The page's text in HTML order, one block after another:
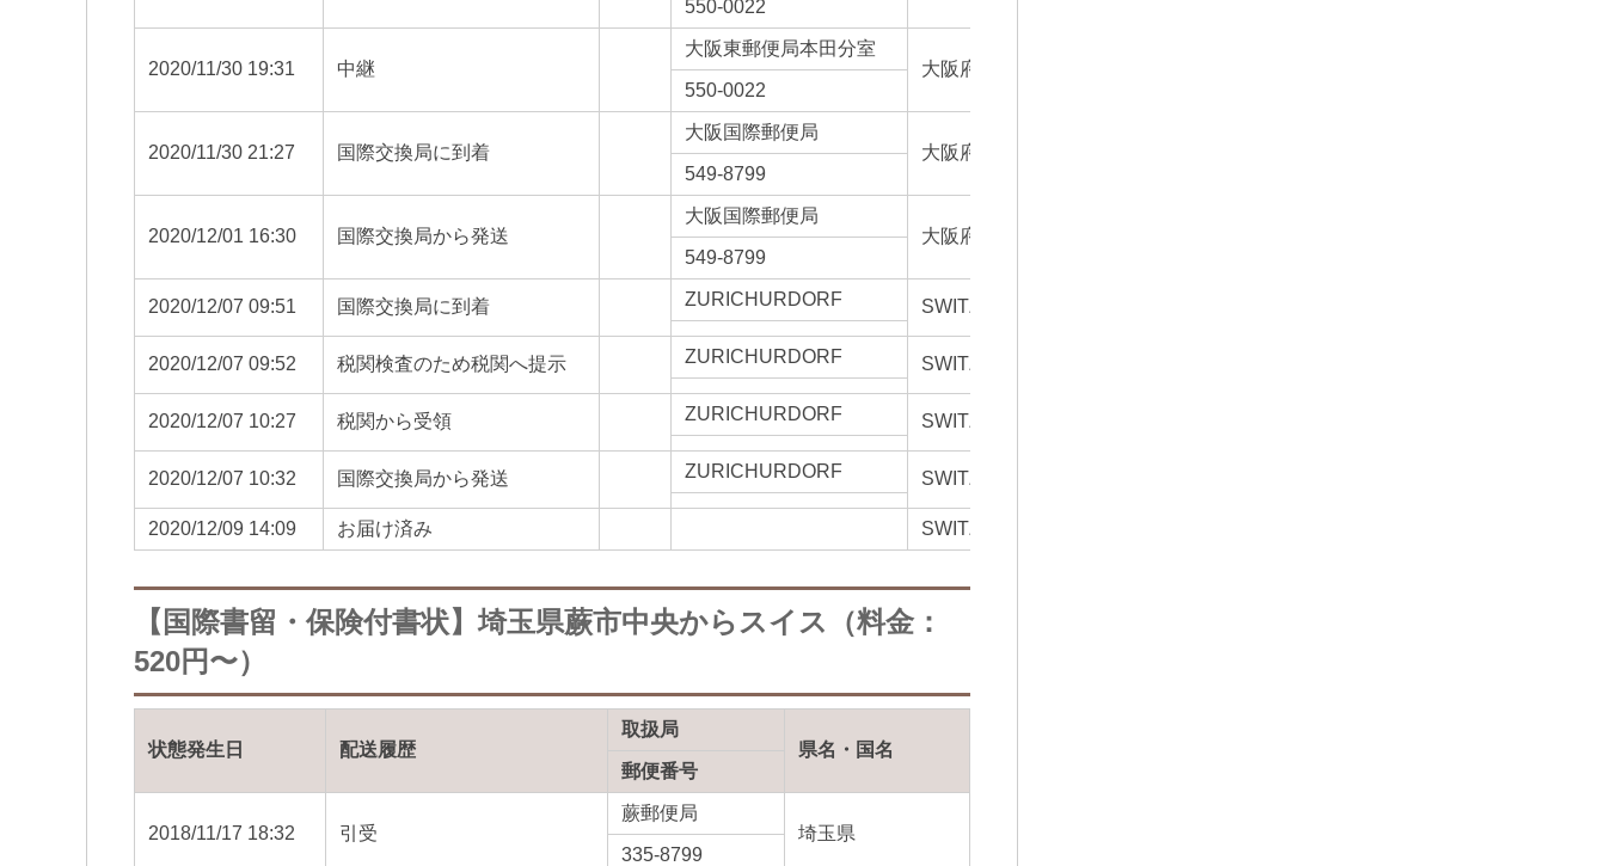
550-0022
2020/11/30 19:31 中継
大阪東郵便局本田分室
大阪府
550-0022
2020/11/30 21:27 国際交換局に到着
大阪国際郵便局
大阪府
549-8799
2020/12/01 16:30 国際交換局から発送
大阪国際郵便局
大阪府
549-8799
2020/12/07 09:51 国際交換局に到着 ZURICHURDORF SWITZERLAND
2020/12/07 09:52 税関検査のため税関へ提示 ZURICHURDORF SWITZERLAND
2020/12/07 10:27 税関から受領 ZURICHURDORF SWITZERLAND
2020/12/07 10:32 国際交換局から発送 ZURICHURDORF SWITZERLAND
2020/12/09 14:09 お届け済み SWITZERLAND
【国際書留・保険付書状】埼玉県蕨市中央からスイス（料金：
520円〜）
状態発生日 配送履歴
取扱局
県名・国名
郵便番号
2018/11/17 18:32 引受
蕨郵便局
埼玉県
335-8799